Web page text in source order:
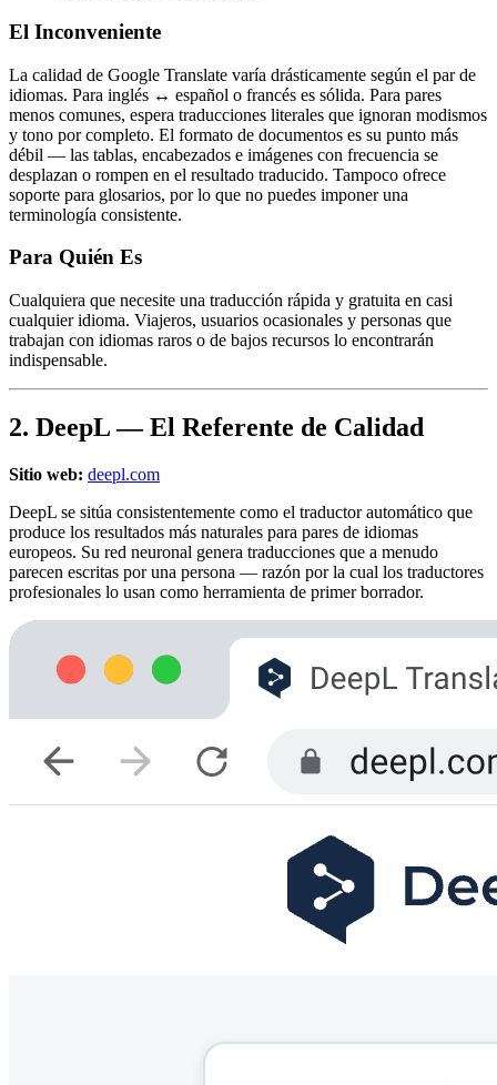
El Inconveniente
La calidad de Google Translate varía drásticamente según el par de
idiomas. Para inglés ↔ español o francés es sólida. Para pares
menos comunes, espera traducciones literales que ignoran modismos
y tono por completo. El formato de documentos es su punto más
débil — las tablas, encabezados e imágenes con frecuencia se
desplazan o rompen en el resultado traducido. Tampoco ofrece
soporte para glosarios, por lo que no puedes imponer una
terminología consistente.
Para Quién Es
Cualquiera que necesite una traducción rápida y gratuita en casi
cualquier idioma. Viajeros, usuarios ocasionales y personas que
trabajan con idiomas raros o de bajos recursos lo encontrarán
indispensable.
2. DeepL — El Referente de Calidad
Sitio web: deepl.com
DeepL se sitúa consistentemente como el traductor automático que
produce los resultados más naturales para pares de idiomas
europeos. Su red neuronal genera traducciones que a menudo
parecen escritas por una persona — razón por la cual los traductores
profesionales lo usan como herramienta de primer borrador.